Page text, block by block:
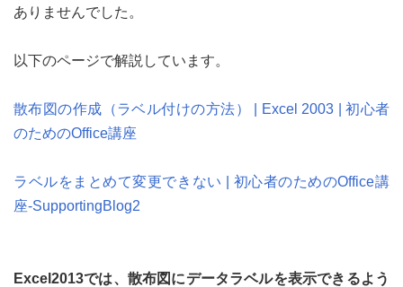
ありませんでした。
以下のページで解説しています。
散布図の作成（ラベル付けの方法） | Excel 2003 | 初心者
のためのOffice講座
ラベルをまとめて変更できない | 初心者のためのOffice講
座-SupportingBlog2
Excel2013では、散布図にデータラベルを表示できるよう